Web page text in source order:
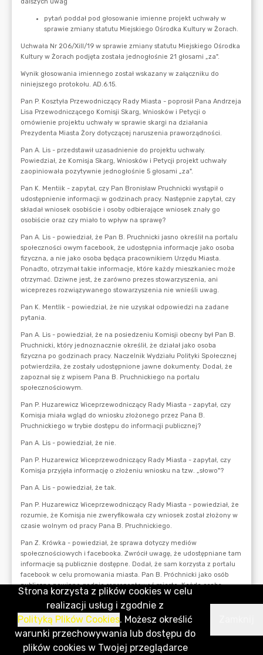
Strona korzysta z plików cookies w celu
realizacji usług i zgodnie z
Polityką Plików Cookies. Możesz określić
warunki przechowywania lub dostępu do
plików cookies w Twojej przeglądarce